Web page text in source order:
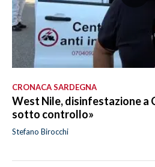
CRONACA SARDEGNA
West Nile, disinfestazione a
sotto controllo»
Stefano Birocchi